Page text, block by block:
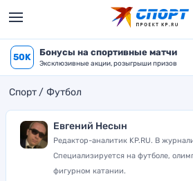
50K Бонусы на спортивные матчи
Эксклюзивные акции, розыгрыши призов
Спорт Футбол
Евгений Несын
Редактор-аналитик KP.RU. В
Специализируется на футболе,
фигурном катании.